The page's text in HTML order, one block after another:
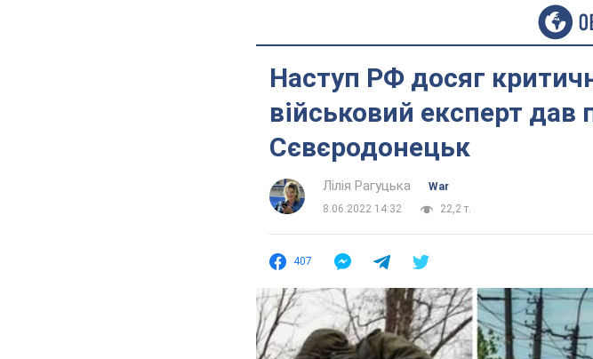
Наступ РФ досяг
військовий експерт дав
Сєвєродонецьк
Лілія Рагуцька
War
8.06.2022 14:32
22,2 т.
407